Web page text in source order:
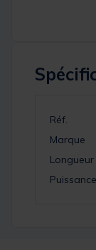
Réf.
Marque
Longueur
Puissance